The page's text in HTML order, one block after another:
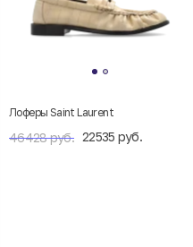
Лоферы Saint Laurent
46428 руб. 22535 руб.